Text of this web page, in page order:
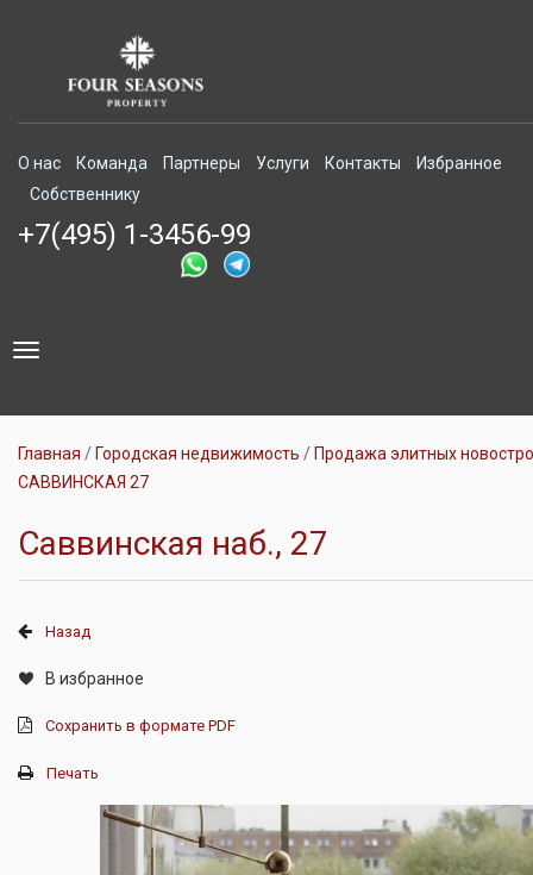
О нас Команда Партнеры Услуги Контакты
Избранное
Собственнику
+7(495) 1-3456-99
Toggle
Главная Городская недвижимость
Продажа элитных
САВВИНСКАЯ 27
Саввинская наб., 27
Назад
В избранное
Сохранить в формате PDF
Печать